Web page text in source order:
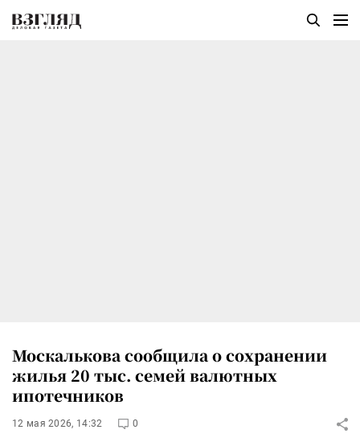
Москалькова сообщила о сохранении
жилья 20 тыс. семей валютных
ипотечников
12 мая 2026, 14:32 0